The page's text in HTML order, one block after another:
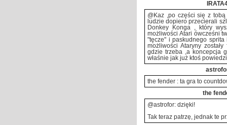
@Kaz ,po części się z
ludzie dopiero przecierali
Donkey Konga , który
możliwości Atari ówcześni
"tęcze" i paskudnego
możliwości Ataryny
gdzie trzeba ,a koncepcja
właśnie jak już ktoś
the fender : ta gra to
the
@astrofor: dzięki!
Tak teraz patrzę, jednak te